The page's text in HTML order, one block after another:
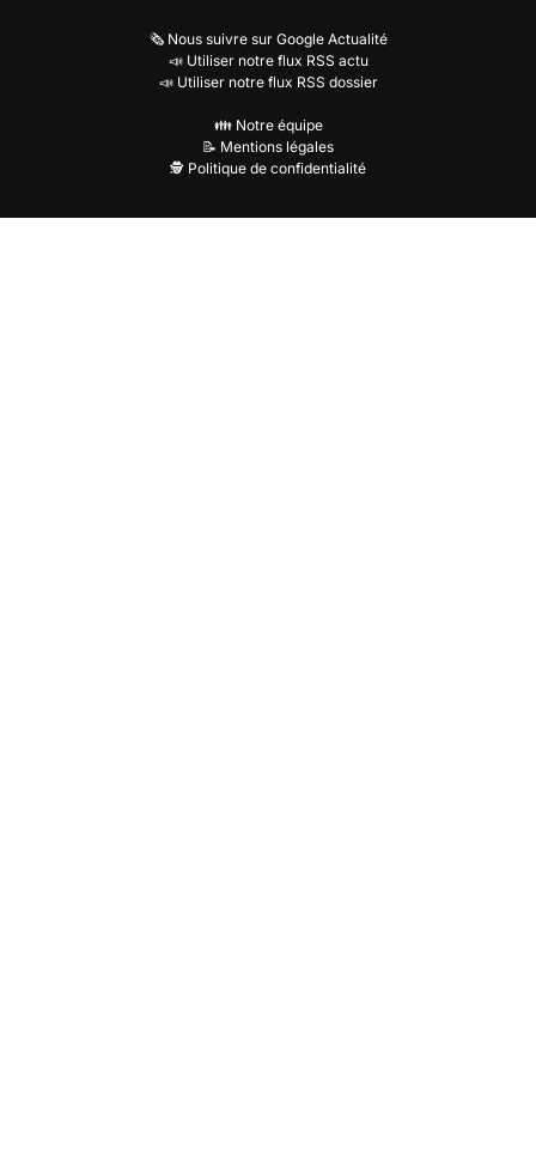
🗞️ Nous suivre sur Google Actualité
📣 Utiliser notre flux RSS actu
📣 Utiliser notre flux RSS dossier
👪 Notre équipe
📝 Mentions légales
🕵️ Politique de confidentialité